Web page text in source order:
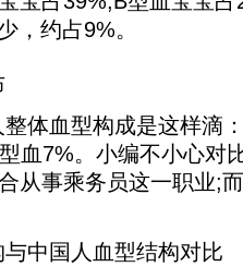
，约占9%。
血型构成是这样滴
血7%。小编不小心对
从事乘务员这一职业;
中国人血型结构对比